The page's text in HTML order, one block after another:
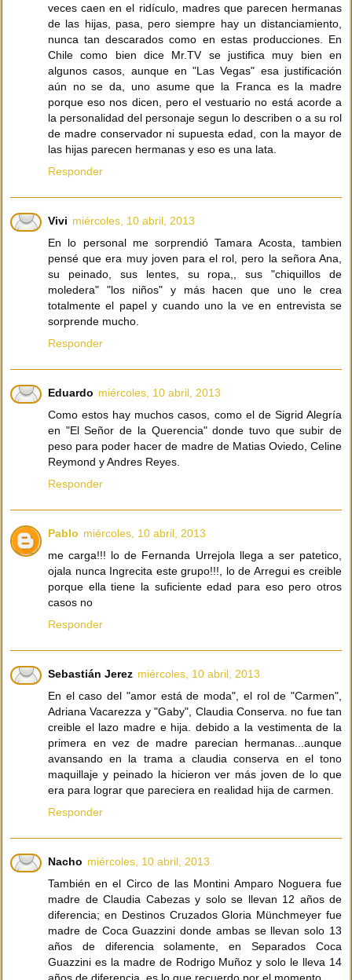
veces caen en el ridículo, madres que parecen hermanas
de las hijas, pasa, pero siempre hay un distanciamiento,
nunca tan descarados como en estas producciones. En
Chile como bien dice Mr.TV se justifica muy bien en
algunos casos, aunque en "Las Vegas" esa justificación
aún no se da, uno asume que la Franca es la madre
porque eso nos dicen, pero el vestuario no está acorde a
la personalidad del personaje segun lo describen o a su rol
de madre conservador ni supuesta edad, con la mayor de
las hijas parecen hermanas y eso es una lata.
Responder
Vivi miércoles, 10 abril, 2013
En lo personal me sorprendió Tamara Acosta, tambien
pensé que era muy joven para el rol, pero la señora Ana,
su peinado, sus lentes, su ropa,, sus "chiquillos de
moledera" "los niños" y más hacen que uno le crea
totalmente el papel y cuando uno la ve en entrevista se
sorprende mucho.
Responder
Eduardo miércoles, 10 abril, 2013
Como estos hay muchos casos, como el de Sigrid Alegría
en "El Señor de la Querencia" donde tuvo que subir de
peso para poder hacer de madre de Matias Oviedo, Celine
Reymond y Andres Reyes.
Responder
Pablo miércoles, 10 abril, 2013
me carga!!! lo de Fernanda Urrejola llega a ser patetico,
ojala nunca Ingrecita este grupo!!!, lo de Arregui es creible
porque ella tiene la suficiente edad para eso pero otros
casos no
Responder
Sebastián Jerez miércoles, 10 abril, 2013
En el caso del "amor está de moda", el rol de "Carmen",
Adriana Vacarezza y "Gaby", Claudia Conserva. no fue tan
creible el lazo madre e hija. debido a la vestimenta de la
primera en vez de madre parecian hermanas...aunque
avansando en la trama a claudia conserva en el tono
maquillaje y peinado la hicieron ver más joven de lo que
era para lograr que pareciera en realidad hija de carmen.
Responder
Nacho miércoles, 10 abril, 2013
También en el Circo de las Montini Amparo Noguera fue
madre de Claudia Cabezas y solo se llevan 12 años de
diferencia; en Destinos Cruzados Gloria Münchmeyer fue
madre de Coca Guazzini donde ambas se llevan solo 13
años de diferencia solamente, en Separados Coca
Guazzini es la madre de Rodrigo Muñoz y solo le lleva 14